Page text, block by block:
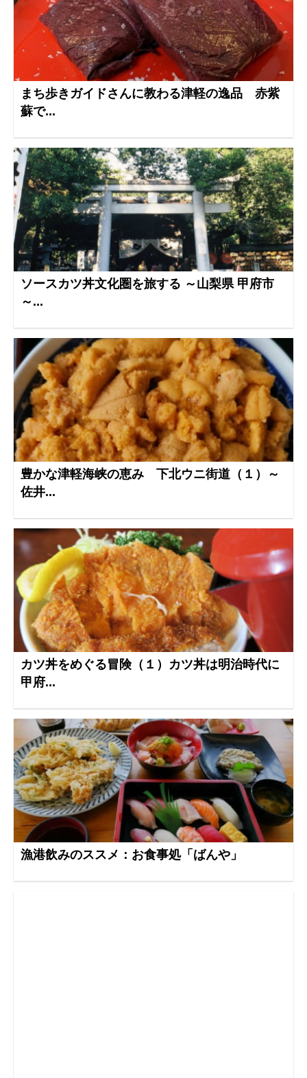
まち歩きガイドさんに教わる津軽の逸品 赤紫
蘇で...
ソースカツ丼文化圏を旅する ～山梨県 甲府市
～...
豊かな津軽海峡の恵み 下北ウニ街道（１）～
佐井...
カツ丼をめぐる冒険（１）カツ丼は明治時代に
甲府...
漁港飲みのススメ：お食事処「ばんや」